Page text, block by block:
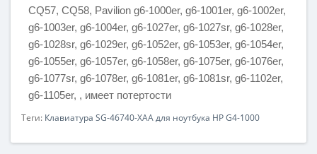
CQ57, CQ58, Pavilion g6-1000er, g6-1001er, g6-1002er,
g6-1003er, g6-1004er, g6-1027er, g6-1027sr, g6-1028er,
g6-1028sr, g6-1029er, g6-1052er, g6-1053er, g6-1054er,
g6-1055er, g6-1057er, g6-1058er, g6-1075er, g6-1076er,
g6-1077sr, g6-1078er, g6-1081er, g6-1081sr, g6-1102er,
g6-1105er, , имеет потертости
Теги: Клавиатура SG-46740-XAA для ноутбука HP G4-1000